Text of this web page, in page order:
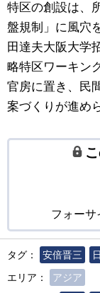
特区の創設は、
盤規制」に風穴
田達夫大阪大学
略特区ワーキン
官房に置き、民
案づくりが進め
フォーサ
タグ： 安倍晋三
エリア：
アジア